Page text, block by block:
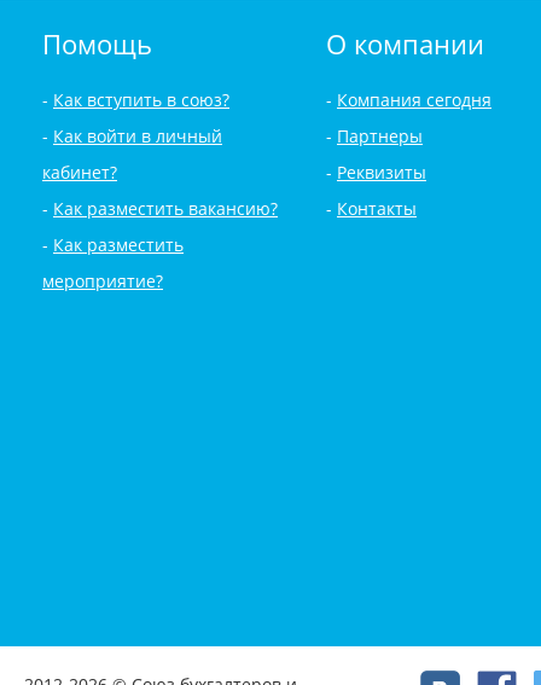
Помощь
Как вступить в союз?
Как войти в личный
кабинет?
Как разместить вакансию?
Как разместить
мероприятие?
О компании
Компания сегодня
Партнеры
Реквизиты
Контакты